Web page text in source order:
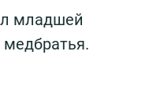
младшей
медбратья.